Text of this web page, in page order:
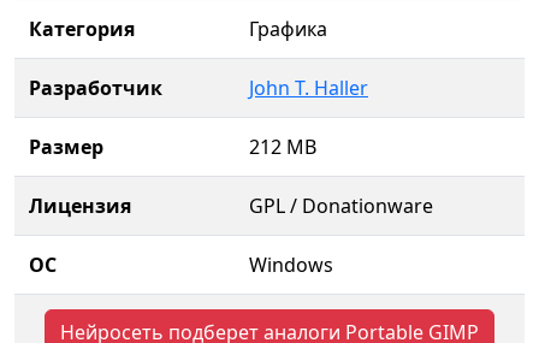
Категория Графика
Разработчик John T. Haller
Размер 212 MB
Лицензия GPL / Donationware
ОС Windows
Нейросеть подберет аналоги Portable GIMP